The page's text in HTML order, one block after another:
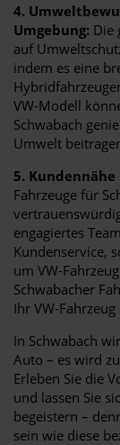
4.
Umgebung: Die
auf
indem es eine
VW-Modell
Schwabach
Umwelt
5.
Fahrzeuge für
engagiertes
Kundenservice,
um VW-
Schwabacher
Ihr VW-
In Schwabach
Auto – es wird
Erleben Sie die
und lassen Sie
begeistern –
sein wie diese